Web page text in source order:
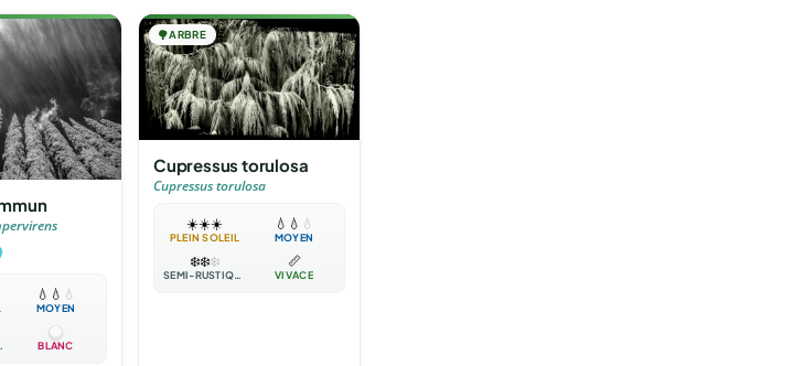
💧 💧 💧
MOYEN
BLANC
🌳ARBRE
Cupressus torulosa
Cupressus torulosa
☀️☀️☀️
PLEIN SOLEIL
💧 💧 💧
MOYEN
❄️❄️❄️
SEMI-RUSTIQUE
📏
VIVACE